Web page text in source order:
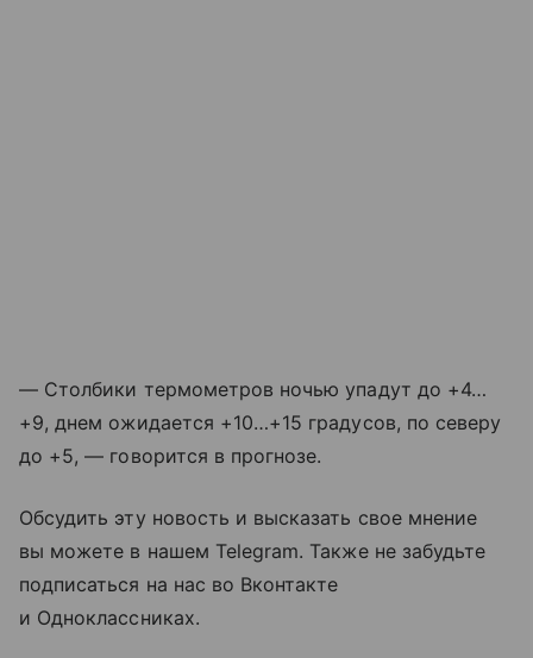
— Столбики термометров ночью упадут до +4…
+9, днем ожидается +10…+15 градусов, по северу
до +5, — говорится в прогнозе.
Обсудить эту новость и высказать свое мнение
вы можете в нашем Telegram. Также не забудьте
подписаться на нас во Вконтакте
и Одноклассниках.